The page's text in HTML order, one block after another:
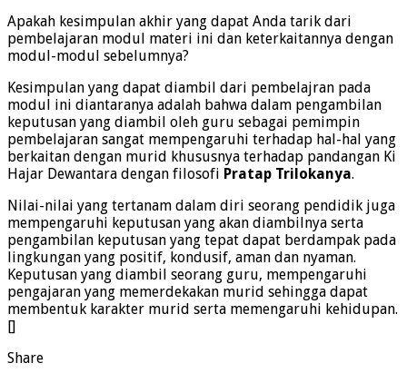
Apakah kesimpulan akhir yang dapat Anda tarik dari
pembelajaran modul materi ini dan keterkaitannya dengan
modul-modul sebelumnya?
Kesimpulan yang dapat diambil dari pembelajran pada
modul ini diantaranya adalah bahwa dalam pengambilan
keputusan yang diambil oleh guru sebagai pemimpin
pembelajaran sangat mempengaruhi terhadap hal-hal yang
berkaitan dengan murid khususnya terhadap pandangan Ki
Hajar Dewantara dengan filosofi Pratap Trilokanya.
Nilai-nilai yang tertanam dalam diri seorang pendidik juga
mempengaruhi keputusan yang akan diambilnya serta
pengambilan keputusan yang tepat dapat berdampak pada
lingkungan yang positif, kondusif, aman dan nyaman.
Keputusan yang diambil seorang guru, mempengaruhi
pengajaran yang memerdekakan murid sehingga dapat
membentuk karakter murid serta memengaruhi kehidupan.
[]
Share